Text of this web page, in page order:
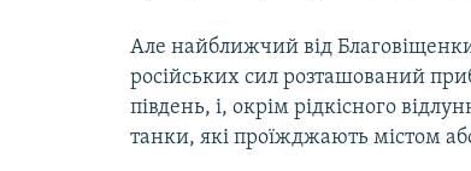
Але найближчий від
російських сил розташований
південь, і, окрім рідкісного
танки, які проїжджають містом